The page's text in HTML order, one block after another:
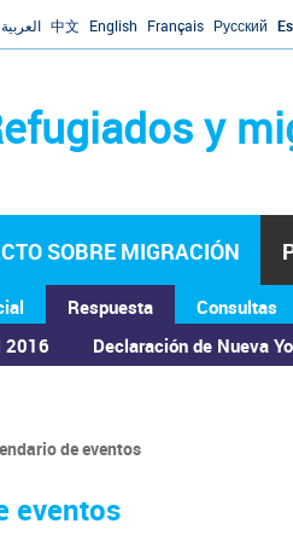
العربية 中文 English Français Русский
y
SOBRE MIGRACIÓN
Respuesta
2016
Declaración de Nueva
Consultas
de eventos
eventos